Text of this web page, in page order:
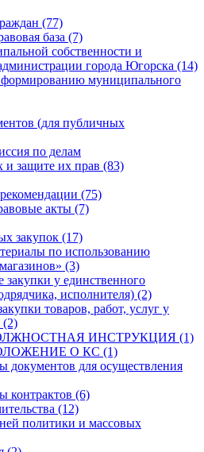
(77)
база (7)
собственности и
города Югорска (14)
муниципального
(для публичных
по делам
и защите их прав (83)
(75)
акты (7)
закупок (17)
по использованию
(3)
закупки у единственного
исполнителя) (2)
товаров, работ, услуг у
ИНСТРУКЦИЯ (1)
О КС (1)
документов для осуществления
контрактов (6)
(12)
политики и массовых